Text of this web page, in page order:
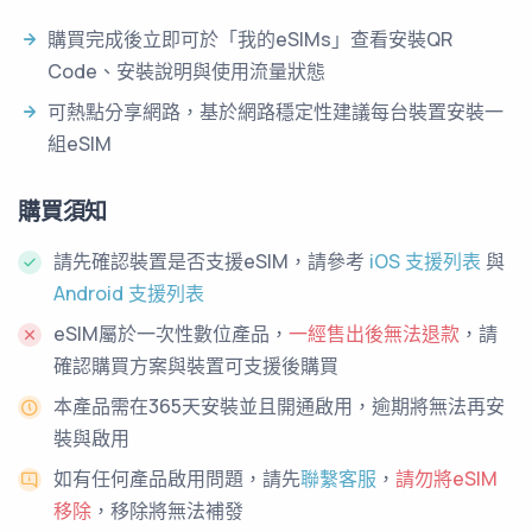
購買完成後立即可於「我的eSIMs」查看安裝QR
Code、安裝說明與使用流量狀態
可熱點分享網路，基於網路穩定性建議每台裝置安裝一
組eSIM
購買須知
請先確認裝置是否支援eSIM，請參考 iOS 支援列表 與
Android 支援列表
eSIM屬於一次性數位產品， 一經售出後無法退款 ，請
確認購買方案與裝置可支援後購買
本產品需在365天安裝並且開通啟用，逾期將無法再安
裝與啟用
如有任何產品啟用問題，請先聯繫客服 ， 請勿將eSIM
移除 ，移除將無法補發